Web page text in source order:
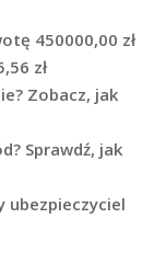
450000,00 zł
zł
Zobacz, jak
Sprawdź, jak
ubezpieczyciel